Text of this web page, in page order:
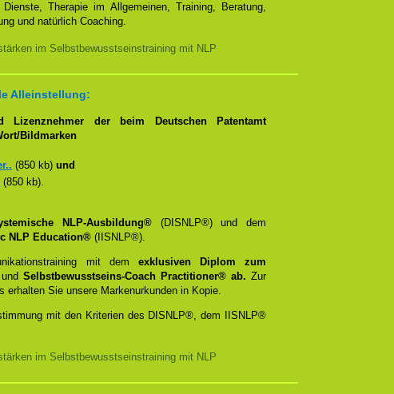
Therapie im Allgemeinen, Training, Beratung,
und natürlich Coaching.
im Selbstbewusstseinstraining mit NLP
Alleinstellung:
der beim Deutschen Patentamt
Bildmarken
(850 kb) und
(850 kb).
NLP-Ausbildung®(DISNLP®) und dem
NLP Education® (IISNLP®).
mit dem exklusiven Diplom zum
und Selbstbewusstseins-Coach Practitioner® ab. Zur
erhalten Sie unsere Markenurkunden in Kopie.
mit den Kriterien des DISNLP®, dem IISNLP®
im Selbstbewusstseinstraining mit NLP